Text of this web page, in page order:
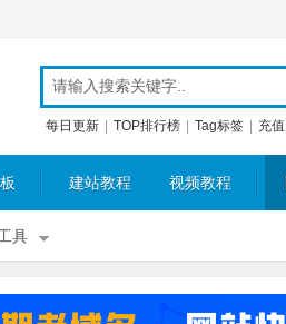
每日更新 TOP排行榜 Tag标签 充值
建站教程 视频教程
具